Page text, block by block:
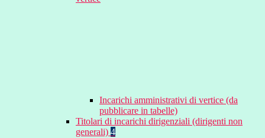
Incarichi amministrativi di vertice (da
pubblicare in tabelle)
Titolari di incarichi dirigenziali (dirigenti non
generali) 4